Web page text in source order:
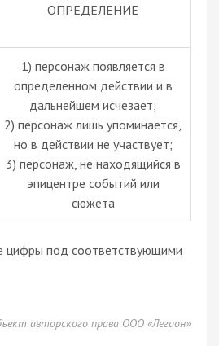
ОПРЕДЕЛЕНИЕ
1) персонаж появляется в
определенном действии и в
дальнейшем исчезает;
2) персонаж лишь упоминается,
но в действии не участвует;
3) персонаж, не находящийся в
эпицентре событий или
сюжета
цифры под соответствующими
авторского права ООО «Легион»